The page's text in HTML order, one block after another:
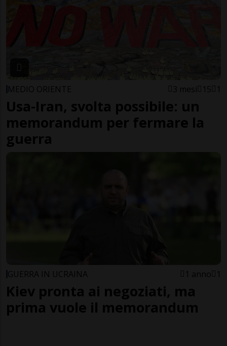
MEDIO ORIENTE 3 mesi 15 1
Usa-Iran, svolta possibile: un
memorandum per fermare la
guerra
GUERRA IN UCRAINA 1 anno 1
Kiev pronta ai negoziati, ma
prima vuole il memorandum